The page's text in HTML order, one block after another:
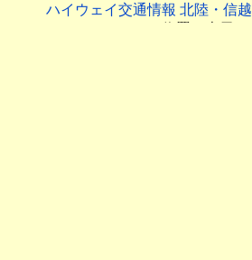
ハイウェイ交通情報 北陸・信越